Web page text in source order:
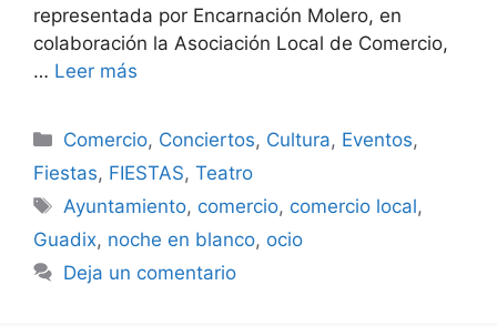
representada por Encarnación Molero, en
colaboración la Asociación Local de Comercio,
… Leer más
Categorías
Comercio, Conciertos, Cultura, Eventos,
Fiestas, FIESTAS, Teatro
Etiquetas
Ayuntamiento, comercio, comercio local,
Guadix, noche en blanco, ocio
Deja un comentario